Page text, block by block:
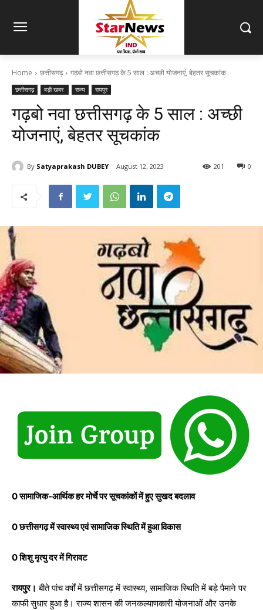
Home छत्तीसगढ़ गढ़बो नवा छत्तीसगढ़ के 5 साल : अच्छी योजनाएं, बेहतर सूचकांक
छत्तीसगढ़ बड़ी खबर राज्य रायपुर
गढ़बो नवा छत्तीसगढ़ के 5 साल : अच्छी
योजनाएं, बेहतर सूचकांक
By Satyaprakash DUBEY August 12, 2023 0
201
0 सामाजिक-आर्थिक हर मोर्चे पर सूचकांकों में हुए सुखद बदलाव
0 छत्तीसगढ़ में स्वास्थ्य एवं सामाजिक स्थिति में हुआ विकास
0 शिशु मृत्यु दर में गिरावट
रायपुर। बीते पांच वर्षों में छत्तीसगढ़ में स्वास्थ्य, सामाजिक स्थिति में बड़े पैमाने पर
काफी सुधार हुआ है। राज्य शासन की जनकल्याणकारी योजनाओं और उनके